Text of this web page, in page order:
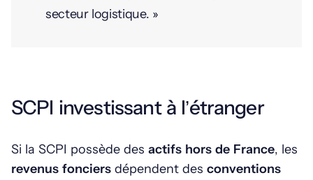
secteur logistique. »
SCPI investissant à l’étranger
Si la SCPI possède des actifs hors de France, les
revenus fonciers dépendent des conventions